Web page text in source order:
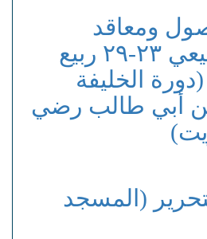
ومعاقد
الفصول للقطيعي ٢٣-٢٩ ربيع
١٤٤٤هـ (دورة الخليفة
أبي طالب رضي
(المسجد